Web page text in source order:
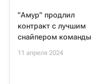
"Амур" продлил
контракт с лучшим
снайпером команды
11 апреля 2024